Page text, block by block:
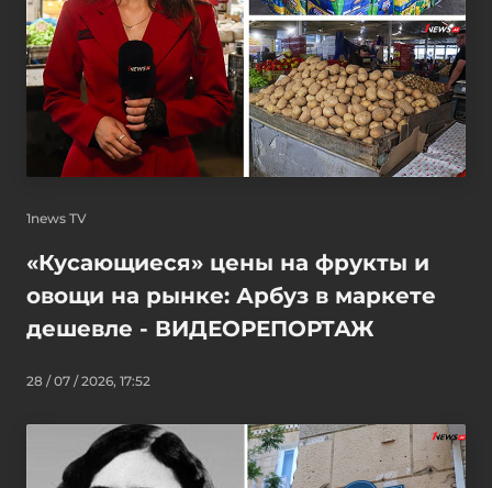
1news TV
«Кусающиеся» цены на фрукты и
овощи на рынке: Арбуз в маркете
дешевле - ВИДЕОРЕПОРТАЖ
28 / 07 / 2026, 17:52